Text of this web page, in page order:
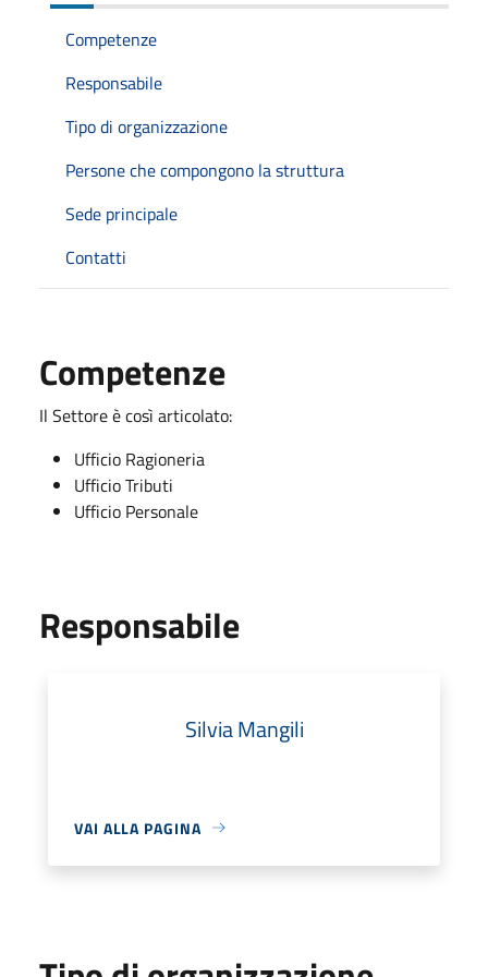
Competenze
Responsabile
Tipo di organizzazione
Persone che compongono la struttura
Sede principale
Contatti
Competenze
Il Settore è così articolato:
Ufficio Ragioneria
Ufficio Tributi
Ufficio Personale
Responsabile
Silvia Mangili
VAI ALLA PAGINA